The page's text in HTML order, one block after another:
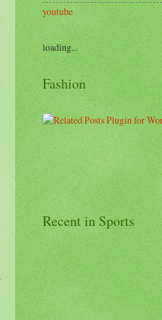
youtube
loading...
Fashion
Recent in Sports